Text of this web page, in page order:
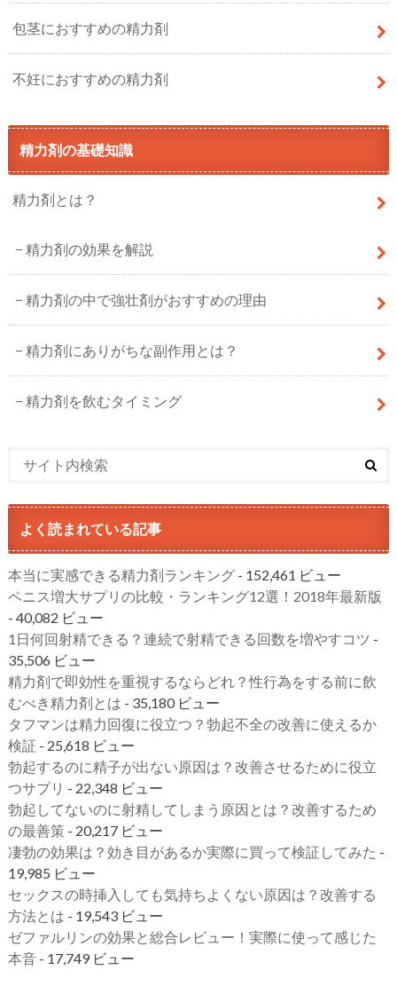
包茎におすすめの精力剤
不妊におすすめの精力剤
精力剤の基礎知識
精力剤とは？
精力剤の効果を解説
精力剤の中で強壮剤がおすすめの理由
精力剤にありがちな副作用とは？
精力剤を飲むタイミング
よく読まれている記事
本当に実感できる精力剤ランキング- 152,461 ビュー
ペニス増大サプリの比較・ランキング12選！2018年最新版
- 40,082 ビュー
1日何回射精できる？連続で射精できる回数を増やすコツ -
35,506 ビュー
精力剤で即効性を重視するならどれ？性行為をする前に飲
むべき精力剤とは - 35,180 ビュー
タフマンは精力回復に役立つ？勃起不全の改善に使えるか
検証 - 25,618 ビュー
勃起するのに精子が出ない原因は？改善させるために役立
つサプリ - 22,348 ビュー
勃起してないのに射精してしまう原因とは？改善するため
の最善策- 20,217 ビュー
凄勃の効果は？効き目があるか実際に買って検証してみた -
19,985 ビュー
セックスの時挿入しても気持ちよくない原因は？改善する
方法とは - 19,543 ビュー
ゼファルリンの効果と総合レビュー！実際に使って感じた
本音- 17,749 ビュー